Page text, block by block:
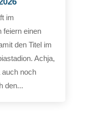
im
feiern einen
den Titel im
Achja,
auch noch
den...